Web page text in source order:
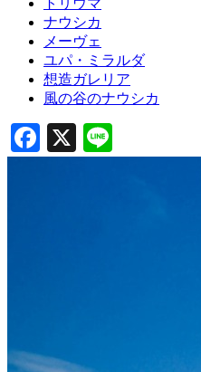
ナウシカ
メーヴェ
ユパ・ミラルダ
想造ガレリア
風の谷のナウシカ
Facebook
X